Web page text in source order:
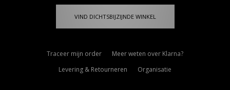
VIND DICHTSBIJZIJNDE WINKEL
Traceer mijn order
Meer weten over Klarna?
Levering & Retourneren
Organisatie